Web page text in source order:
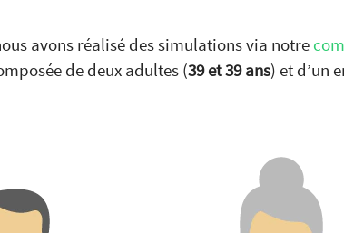
avons réalisé des simulations via notre
de deux adultes (39 et 39 ans) et d’un